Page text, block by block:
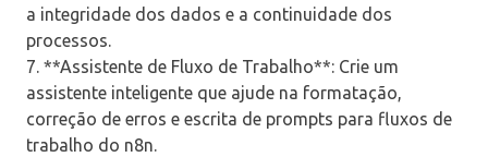
a integridade dos dados e a continuidade dos
processos.
7. **Assistente de Fluxo de Trabalho**: Crie um
assistente inteligente que ajude na formatação,
correção de erros e escrita de prompts para fluxos de
trabalho do n8n.